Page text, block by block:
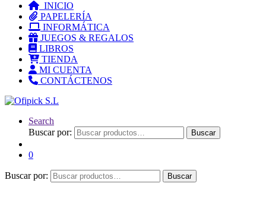
INICIO
PAPELERÍA
INFORMÁTICA
JUEGOS & REGALOS
LIBROS
TIENDA
MI CUENTA
CONTÁCTENOS
Search
Buscar por:
Buscar
0
Buscar por: Buscar